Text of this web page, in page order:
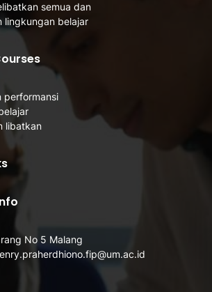
semua dan
lingkungan belajar
performansi
libatkan
No 5 Malang